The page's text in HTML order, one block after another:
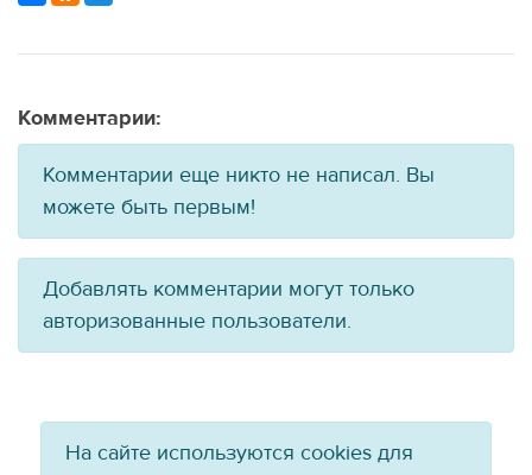
Комментарии:
Комментарии еще никто не написал. Вы
можете быть первым!
Добавлять комментарии могут только
авторизованные пользователи.
На сайте используются cookies для